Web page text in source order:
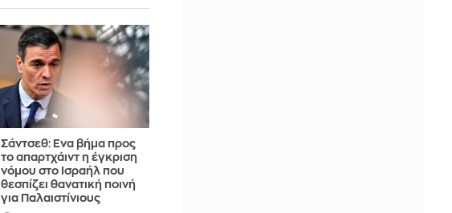
Σάντσεθ: Ενα βήμα προς
το απαρτχάιντ η έγκριση
νόμου στο Ισραήλ που
θεσπίζει θανατική ποινή
για Παλαιστίνιους